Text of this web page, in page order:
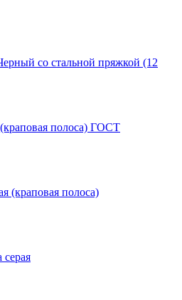
со стальной пряжкой (12
полоса) ГОСТ
(краповая полоса)